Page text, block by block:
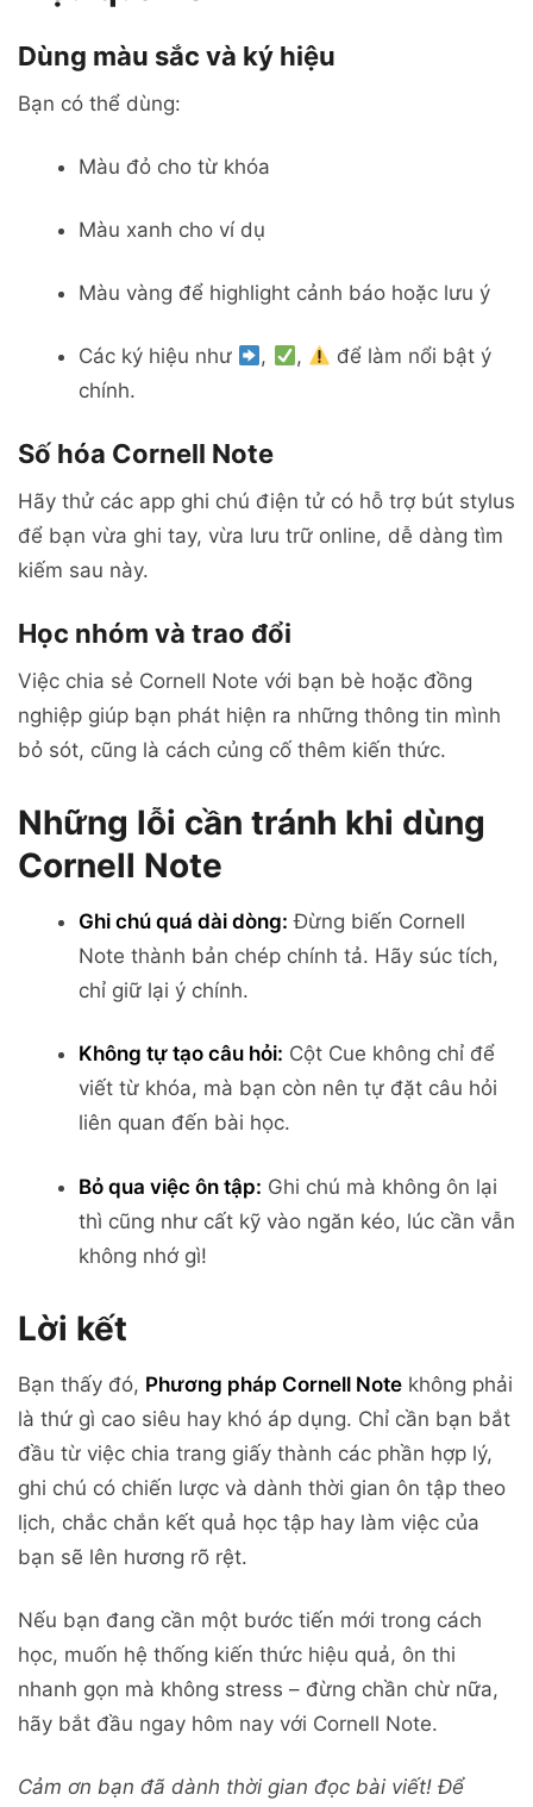
Dùng màu sắc và ký hiệu
Bạn có thể dùng:
Màu đỏ cho từ khóa
Màu xanh cho ví dụ
Màu vàng để highlight cảnh báo hoặc lưu ý
Các ký hiệu như , ,
để làm nổi bật ý
chính.
Số hóa Cornell Note
Hãy thử các app ghi chú điện tử có hỗ trợ bút stylus
để bạn vừa ghi tay, vừa lưu trữ online, dễ dàng tìm
kiếm sau này.
Học nhóm và trao đổi
Việc chia sẻ Cornell Note với bạn bè hoặc đồng
nghiệp giúp bạn phát hiện ra những thông tin mình
bỏ sót, cũng là cách củng cố thêm kiến thức.
Những lỗi cần tránh khi dùng
Cornell Note
Ghi chú quá dài dòng: Đừng biến Cornell
Note thành bản chép chính tả. Hãy súc tích,
chỉ giữ lại ý chính.
Không tự tạo câu hỏi: Cột Cue không chỉ để
viết từ khóa, mà bạn còn nên tự đặt câu hỏi
liên quan đến bài học.
Bỏ qua việc ôn tập: Ghi chú mà không ôn lại
thì cũng như cất kỹ vào ngăn kéo, lúc cần vẫn
không nhớ gì!
Lời kết
Bạn thấy đó, Phương pháp Cornell Note không phải
là thứ gì cao siêu hay khó áp dụng. Chỉ cần bạn bắt
đầu từ việc chia trang giấy thành các phần hợp lý,
ghi chú có chiến lược và dành thời gian ôn tập theo
lịch, chắc chắn kết quả học tập hay làm việc của
bạn sẽ lên hương rõ rệt.
Nếu bạn đang cần một bước tiến mới trong cách
học, muốn hệ thống kiến thức hiệu quả, ôn thi
nhanh gọn mà không stress – đừng chần chừ nữa,
hãy bắt đầu ngay hôm nay với Cornell Note.
Cảm ơn bạn đã dành thời gian đọc bài viết! Để